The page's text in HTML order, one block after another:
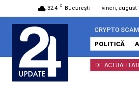
32.4 C București vineri, august
CRYPTO SCAM
POLITICĂ
DE